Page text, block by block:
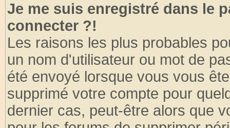
Je me suis enregistré dans le
connecter ?!
Les raisons les plus probables
un nom d'utilisateur ou mot de
été envoyé lorsque vous vous
supprimé votre compte pour
dernier cas, peut-être alors que